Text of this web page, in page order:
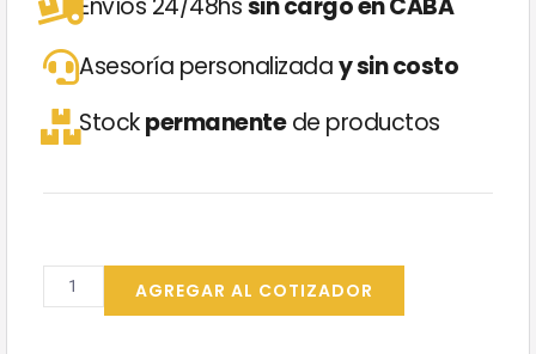
Envíos 24/48hssin cargo en CABA
Asesoría personalizaday sin costo
Stockpermanentede productos
p/Mingitorios
QUITOLOR
AGREGAR AL COTIZADOR